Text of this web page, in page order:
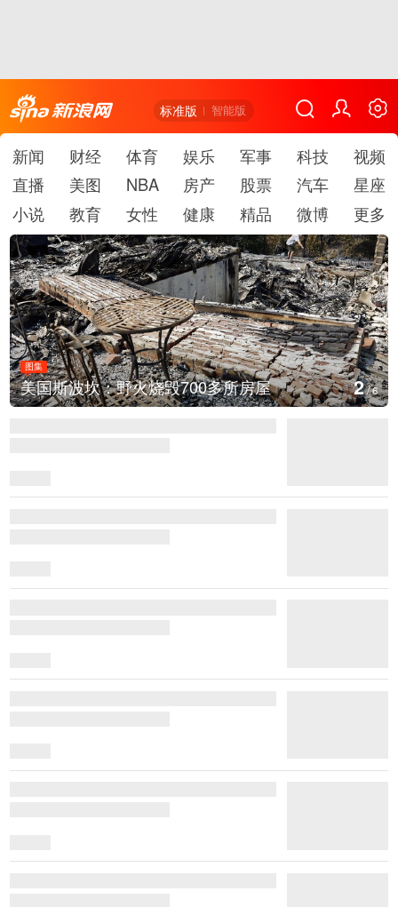
标准版 智能版
新闻 财经 体育 娱乐 军事 科技
视频
直播
美图 NBA 房产 股票 汽车
星座
小说
教育 女性 健康 精品 微博 更多
图集
美国斯波坎：野火烧毁700多所房屋 2/6